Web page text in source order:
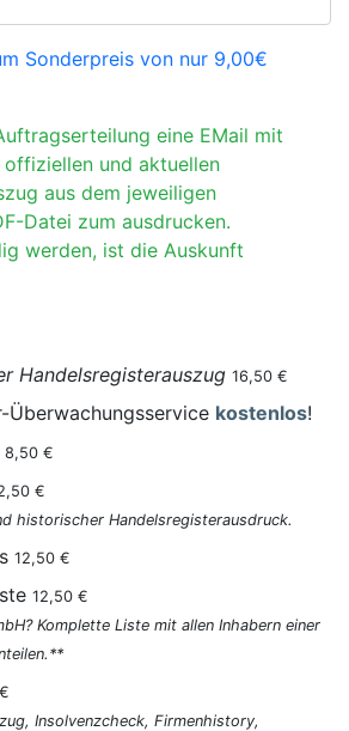
Sonderpreis von nur 9,00€
eine EMail mit
und aktuellen
aus dem jeweiligen
Datei zum ausdrucken.
werden, ist die Auskunft
Handelsregisterauszug 16,50 €
Überwachungsservice kostenlos!
8,50 €
€
historischer Handelsregisterausdruck.
12,50 €
12,50 €
Komplette Liste mit allen Inhabern einer
Insolvenzcheck, Firmenhistory,